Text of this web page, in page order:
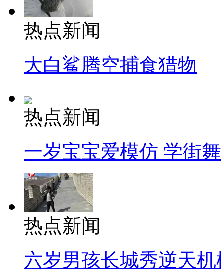
热点新闻
大白鲨腾空捕食猎物
热点新闻
一岁宝宝爱模仿 学街
热点新闻
六岁男孩长城秀逆天机